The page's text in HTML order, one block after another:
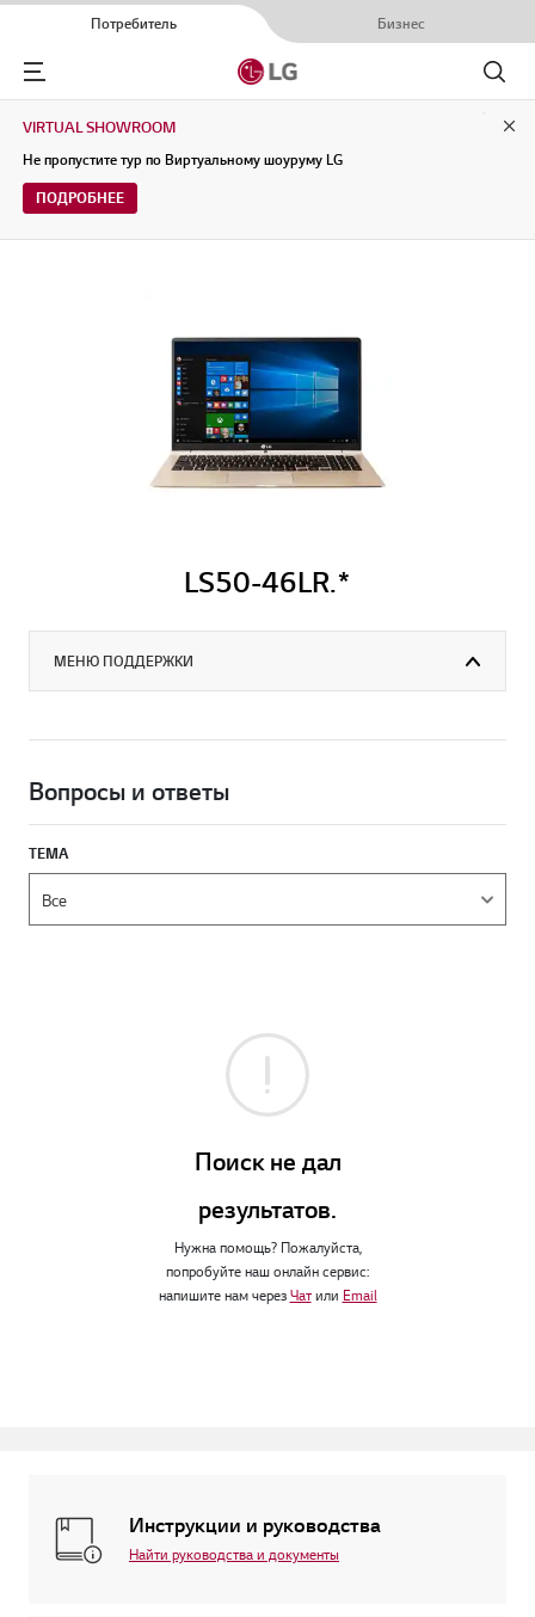
Потребитель Бизнес
Menu
Поиск
VIRTUAL SHOWROOM
Не пропустите тур по Виртуальному шоуруму LG
ПОДРОБНЕЕ
LS50-46LR.*
МЕНЮ ПОДДЕРЖКИ
Вопросы и ответы
ТЕМА
Поиск не дал
результатов.
Нужна помощь? Пожалуйста,
попробуйте наш онлайн сервис:
напишите нам черезЧатили Email
Инструкции и руководства
Найти руководства и документы